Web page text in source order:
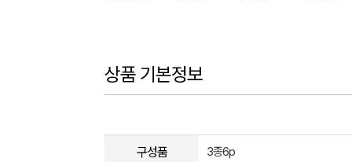
상품 기본정보
구성품 3종6p